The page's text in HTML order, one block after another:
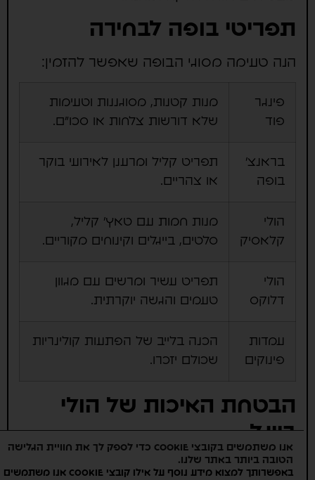
תפריטי בופה לבחירה
הנה טעימה מסוגי הבופה שאפשר להזמין:
פינגר
פוד
מנות קטנות, מסוגננות וטעימות
שלא דורשות צלחות או סכו"ם.
בראנצ'
בופה
תפריט קליל ומרענן לאירועי בוקר
או צהריים.
הולי
קלאסיק
מנות חמות עם טאץ' קליל,
סלטים, בייגלים וקינוחים מקוריים.
הולי
דלוקס
תפריט עשיר ומרשים עם מגוון
טעמים והגשה יוקרתית.
עמדות
פינוקים
הכנה בלייב של הפתעות קולינריות
שכולם יזכרו.
הבטחת האיכות של הולי
בייגל
הולי בייגל מבטיחה חוויה קולינרית בלתי
אנו משתמשים בקובצי Cookie כדי לספק לך את חוויית הגלישה
הטובה ביותר באתר שלנו.
באפשרותך למצוא מידע נוסף על אילו קובצי Cookie אנו משתמשים